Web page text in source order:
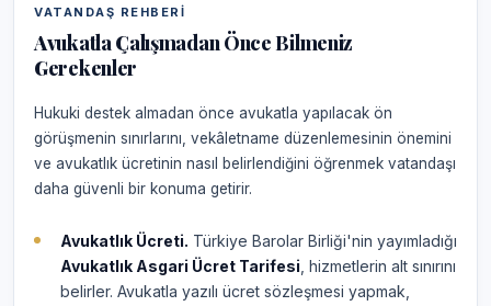
VATANDAŞ REHBERI
Avukatla Çalışmadan Önce Bilmeniz
Gerekenler
Hukuki destek almadan önce avukatla yapılacak ön
görüşmenin sınırlarını, vekâletname düzenlemesinin önemini
ve avukatlık ücretinin nasıl belirlendiğini öğrenmek vatandaşı
daha güvenli bir konuma getirir.
Avukatlık Ücreti. Türkiye Barolar Birliği'nin yayımladığı
Avukatlık Asgari Ücret Tarifesi , hizmetlerin alt sınırını
belirler. Avukatla yazılı ücret sözleşmesi yapmak,